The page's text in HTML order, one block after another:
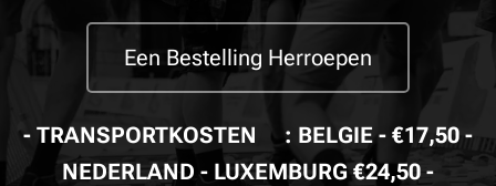
Een Bestelling Herroepen
- TRANSPORTKOSTEN🚚: BELGIE - €17,50 -
NEDERLAND - LUXEMBURG €24,50 -